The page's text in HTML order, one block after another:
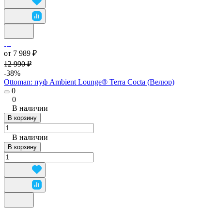
от 7 989 ₽
12 990 ₽
-38%
Ottoman: пуф Ambient Lounge® Terra Cocta (Велюр)
0
0
В наличии
В корзину
В наличии
В корзину